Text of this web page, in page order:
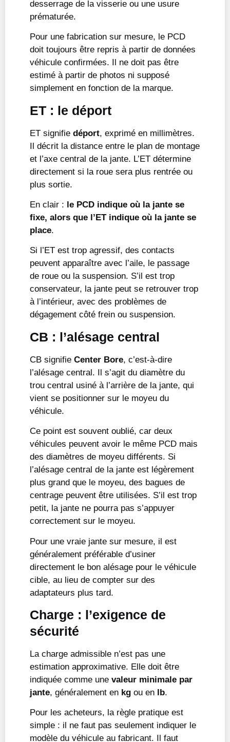
desserrage de la visserie ou une usure
prématurée.
Pour une fabrication sur mesure, le PCD
doit toujours être repris à partir de données
véhicule confirmées. Il ne doit pas être
estimé à partir de photos ni supposé
simplement en fonction de la marque.
ET : le déport
ET signifie déport, exprimé en millimètres.
Il décrit la distance entre le plan de montage
et l’axe central de la jante. L’ET détermine
directement si la roue sera plus rentrée ou
plus sortie.
En clair : le PCD indique où la jante se
fixe, alors que l’ET indique où la jante se
place.
Si l’ET est trop agressif, des contacts
peuvent apparaître avec l’aile, le passage
de roue ou la suspension. S’il est trop
conservateur, la jante peut se retrouver trop
à l’intérieur, avec des problèmes de
dégagement côté frein ou suspension.
CB : l’alésage central
CB signifie Center Bore, c’est-à-dire
l’alésage central. Il s’agit du diamètre du
trou central usiné à l’arrière de la jante, qui
vient se positionner sur le moyeu du
véhicule.
Ce point est souvent oublié, car deux
véhicules peuvent avoir le même PCD mais
des diamètres de moyeu différents. Si
l’alésage central de la jante est légèrement
plus grand que le moyeu, des bagues de
centrage peuvent être utilisées. S’il est trop
petit, la jante ne pourra pas s’appuyer
correctement sur le moyeu.
Pour une vraie jante sur mesure, il est
généralement préférable d’usiner
directement le bon alésage pour le véhicule
cible, au lieu de compter sur des
adaptateurs plus tard.
Charge : l’exigence de
sécurité
La charge admissible n’est pas une
estimation approximative. Elle doit être
indiquée comme une valeur minimale par
jante, généralement en kg ou en lb.
Pour les acheteurs, la règle pratique est
simple : il ne faut pas seulement indiquer le
modèle du véhicule au fabricant. Il faut